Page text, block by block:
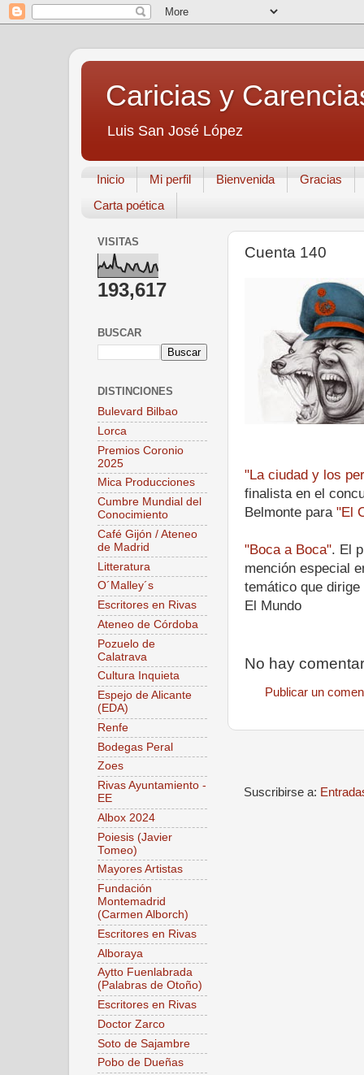
Caricias y
Luis San José López
Inicio Mi perfil Bienvenida
Gracias
Carta poética
Cuenta 140
"La ciudad y los
finalista en el
Belmonte para "El
"Boca a Boca". El
mención especial
temático que
El Mundo
No hay
Publicar un
Suscribirse a:
VISITAS
193,617
BUSCAR
DISTINCIONES
Bulevard Bilbao
Lorca
Premios Coronio
2025
Mica Producciones
Cumbre Mundial del
Conocimiento
Café Gijón / Ateneo
de Madrid
Litteratura
O´Malley´s
Escritores en Rivas
Ateneo de Córdoba
Pozuelo de
Calatrava
Cultura Inquieta
Espejo de Alicante
(EDA)
Renfe
Bodegas Peral
Zoes
Rivas Ayuntamiento -
EE
Albox 2024
Poiesis (Javier
Tomeo)
Mayores Artistas
Fundación
Montemadrid
(Carmen Alborch)
Escritores en Rivas
Alboraya
Aytto Fuenlabrada
(Palabras de Otoño)
Escritores en Rivas
Doctor Zarco
Soto de Sajambre
Pobo de Dueñas